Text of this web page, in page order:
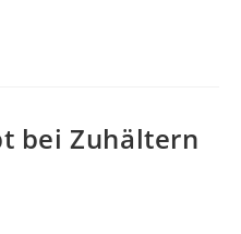
bei Zuhältern